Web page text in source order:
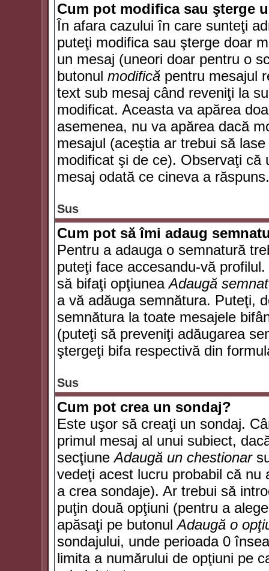
Cum pot modifica sau şterge
În afara cazului în care sunteţi
puteţi modifica sau şterge doar
un mesaj (uneori doar pentru o
butonul modifică pentru mesajul
text sub mesaj când reveniţi la
modificat. Aceasta va apărea
asemenea, nu va apărea dacă
mesajul (aceştia ar trebui să
modificat şi de ce). Observaţi că
mesaj odată ce cineva a răspuns.
Sus
Cum pot să îmi adaug
Pentru a adauga o semnatură
puteţi face accesandu-vă
să bifaţi opţiuneaAdaugă
a vă adăuga semnătura. Puteţi,
semnătura la toate mesajele
(puteţi să preveniţi adăugarea
ştergeţi bifa respectivă din
Sus
Cum pot crea un sondaj?
Este uşor să creaţi un sondaj.
primul mesaj al unui subiect,
secţiuneAdaugă un chestionar
vedeţi acest lucru probabil că nu
a crea sondaje). Ar trebui să
puţin două opţiuni (pentru a
apăsaţi pe butonulAdaugă o
sondajului, unde perioada 0
limita a numărului de opţiuni pe